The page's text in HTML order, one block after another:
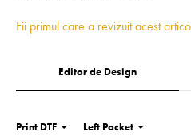
Fii primul care a revizuit acest
Editor de Design
Print DTF Left Pocket